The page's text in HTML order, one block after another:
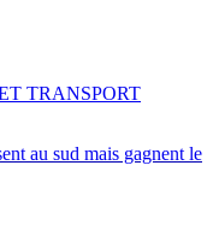
au sud mais gagnent le
TRANSPORT